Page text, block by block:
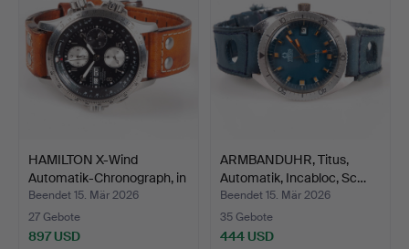
HAMILTON X-Wind
Automatik-Chronograph, in
…
Beendet 15. Mär 2026
27 Gebote
897 USD
ARMBANDUHR, Titus,
Automatik, Incabloc, Sc…
Beendet 15. Mär 2026
35 Gebote
444 USD